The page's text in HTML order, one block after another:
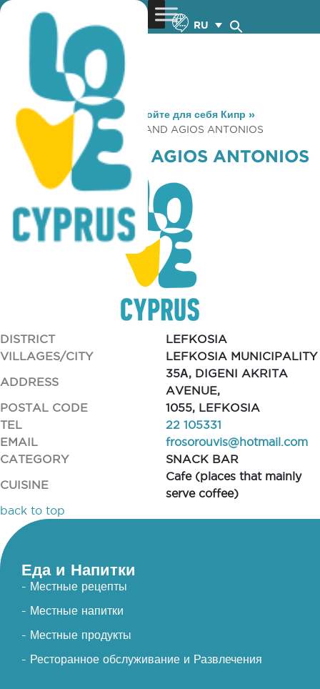
RU
You are here: Home »Откройте для себя Кипр »
Gastronomy
» COFFEE ISLAND AGIOS ANTONIOS
COFFEE ISLAND AGIOS ANTONIOS
DISTRICT
LEFKOSIA
VILLAGES/CITY
LEFKOSIA MUNICIPALITY
ADDRESS
35Α, DIGENI AKRITA
AVENUE,
POSTAL CODE
1055, LEFKOSIA
TEL
22 105331
EMAIL
frosorouvis@hotmail.com
CATEGORY
SNACK BAR
CUISINE
Cafe (places that mainly
serve coffee)
back to top
Еда и Напитки
- Местные рецепты
- Местные напитки
- Местные продукты
- Ресторанное обслуживание и Развлечения